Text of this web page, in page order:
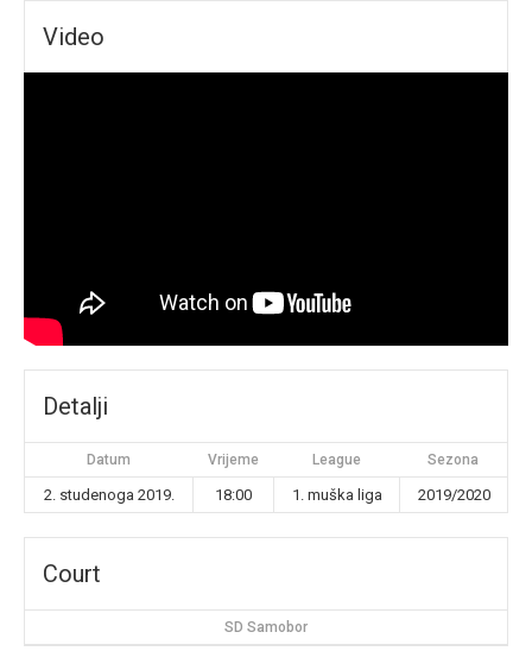
Video
Detalji
Datum Vrijeme League Sezona
2. studenoga 2019. 18:00 1. muška liga 2019/2020
Court
SD Samobor